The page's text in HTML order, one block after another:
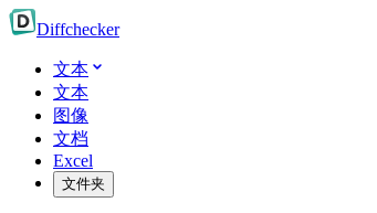
Diffchecker
文本
文本
图像
文档
Excel
文件夹